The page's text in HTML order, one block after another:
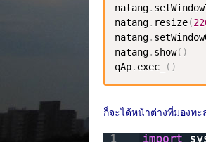
natang.
natang. resize(
natang.
natang. show( )
qAp. exec_ ( )
ก็จะได้หน้าต่างที่มองท